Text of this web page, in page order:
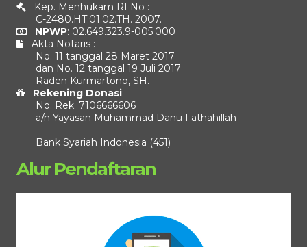
Kep. Menhukam RI No :
C-2480.HT.01.02.TH. 2007.
NPWP: 02.649.323.9-005.000
Akta Notaris :
No. 11 tanggal 28 Maret 2017
dan No. 12 tanggal 19 Juli 2017
Raden Kurmartono, SH.
Rekening Donasi:
No. Rek. 7106666606
a/n Yayasan Muhammad Danu Fathahillah
Bank Syariah Indonesia (451)
Alur Pendaftaran